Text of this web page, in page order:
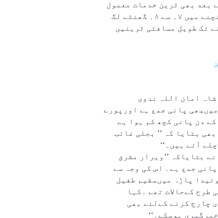
کے حصول میںبھی لوگوں کو دقتیں پیش آئیں۔اس سیکشن پر ۷۲؍ گھنٹے بعد بھی ٹرین خدمات معمول
پر نہیں آئیں ۔ حالات یہ تھے کہ منگل کی شب میں سیکڑوں مسافروں کو ممبئی سے وسئی اور ویرار پہنچنے میں ۷؍ سے ۸؍ گھنٹے لگ
تک طویل مسافتی ٹرینیں
شاہ امان اللہ ندوی
مدرسہ اور مسجد میںبھی پانی جمع ہے اورپورے
دن پانی کچھ کم ہوا ہے
بتایا کہ ’’ بجلی غائب
آئے ہیں۔‘‘
بتایاکہ ’’ویرار مشرق
جمع ہے۔ اس کی وجہ سے
پاڑہ میںمقیم طفیل
کےحالات تھے ۔کہا
چارج کرنے کےلئے بھی
ہوسکے۔‘‘